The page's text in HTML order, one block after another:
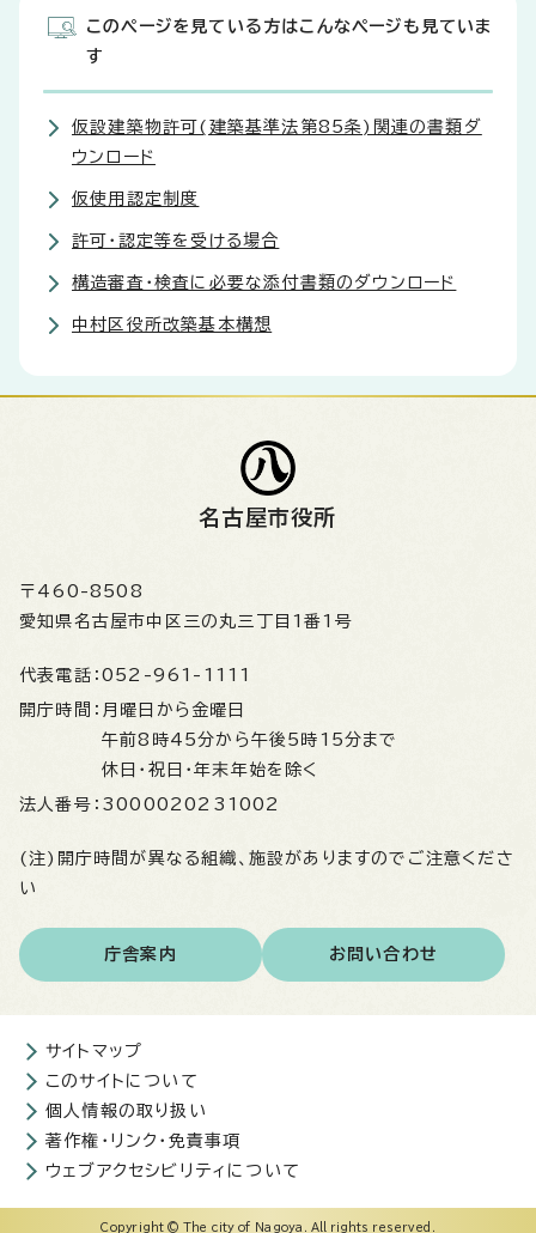
このページを見ている方はこんなページも見ていま
す
仮設建築物許可(建築基準法第85条)関連の書類ダ
ウンロード
仮使用認定制度
許可・認定等を受ける場合
構造審査・検査に必要な添付書類のダウンロード
中村区役所改築基本構想
名古屋市役所
〒460-8508
愛知県名古屋市中区三の丸三丁目1番1号
代表電話： 052-961-1111
開庁時間： 月曜日から金曜日
午前8時45分から午後5時15分まで
休日・祝日・年末年始を除く
法人番号： 3000020231002
(注)開庁時間が異なる組織、施設がありますのでご注意くださ
い
庁舎案内 お問い合わせ
サイトマップ
このサイトについて
個人情報の取り扱い
著作権・リンク・免責事項
ウェブアクセシビリティについて
Copyright © The city of Nagoya. All rights reserved.